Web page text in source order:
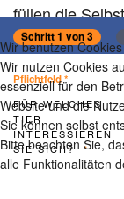
füllen die
ein erstes Bild
Schritt 1 von 3
Pflichtfeld *
FÜR WELCHES
TIER
INTERESSIEREN
SIE SICH?
Wir benutzen Cookies
Wir nutzen Cookies
essenziell für den
Website und die
Sie können selbst
Bitte beachten Sie,
alle Funktionalitäten